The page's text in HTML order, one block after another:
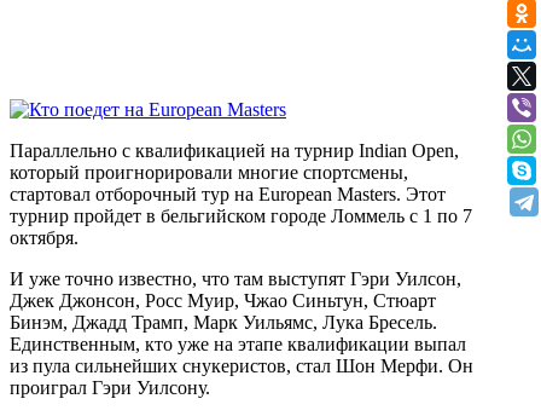
Параллельно с квалификацией на турнир Indian Open,
который проигнорировали многие спортсмены,
стартовал отборочный тур на European Masters. Этот
турнир пройдет в бельгийском городе Ломмель с 1 по 7
октября.
И уже точно известно, что там выступят Гэри Уилсон,
Джек Джонсон, Росс Муир, Чжао Синьтун, Стюарт
Бинэм, Джадд Трамп, Марк Уильямс, Лука Бресель.
Единственным, кто уже на этапе квалификации выпал
из пула сильнейших снукеристов, стал Шон Мерфи. Он
проиграл Гэри Уилсону.